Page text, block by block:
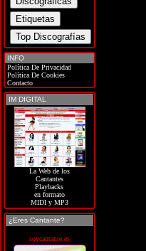
INFO
Política De Privacidad
Política De Cookies
Contacto
IM DIGITAL
La Web de los
Cantantes
Playbacks
en formato
MIDI y MP3
¿Eres Cantante?
soycantante.es